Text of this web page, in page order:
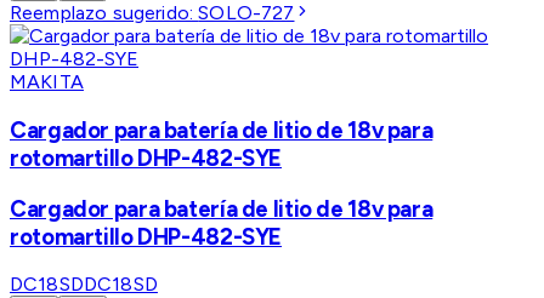
Reemplazo sugerido:SOLO-727
MAKITA
Cargador para batería de litio de 18v para
rotomartillo DHP-482-SYE
Cargador para batería de litio de 18v para
rotomartillo DHP-482-SYE
DC18SDDC18SD